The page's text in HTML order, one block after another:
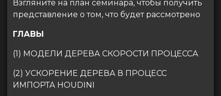
Взгляните на план семинара, чтобы получить
представление о том, что будет рассмотрено
ГЛАВЫ
(1) МОДЕЛИ ДЕРЕВА СКОРОСТИ ПРОЦЕССА
(2) УСКОРЕНИЕ ДЕРЕВА В ПРОЦЕСС
ИМПОРТА HOUDINI